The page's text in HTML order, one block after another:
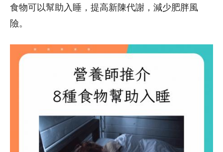
食物可以幫助入睡，提高新陳代謝，減少肥胖風
險。